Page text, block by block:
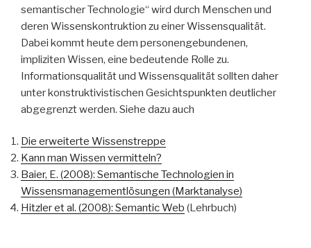
semantischer Technologie“ wird durch Menschen und
deren Wissenskontruktion zu einer Wissensqualität.
Dabei kommt heute dem personengebundenen,
impliziten Wissen, eine bedeutende Rolle zu.
Informationsqualität und Wissensqualität sollten daher
unter konstruktivistischen Gesichtspunkten deutlicher
abgegrenzt werden. Siehe dazu auch
Die erweiterte Wissenstreppe
Kann man Wissen vermitteln?
Baier, E. (2008): Semantische Technologien in
Wissensmanagementlösungen (Marktanalyse)
Hitzler et al. (2008): Semantic Web (Lehrbuch)